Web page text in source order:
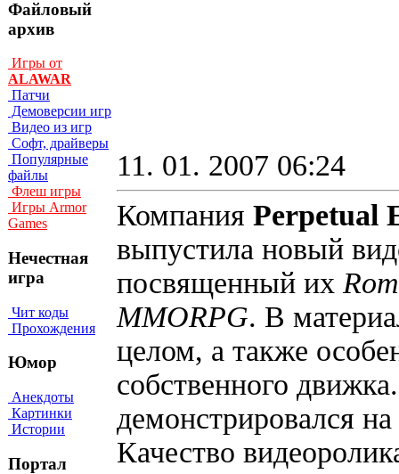
Файловый
архив
Игры от
ALAWAR
Патчи
Демоверсии игр
Видео из игр
Софт, драйверы
Популярные
файлы
Флеш игры
Игры Armor
Games
Нечестная
игра
Чит коды
Прохождения
Юмор
Анекдоты
Картинки
Истории
Портал
11. 01. 2007 06:24
Компания Perpetual
выпустила новый
посвященный их
MMORPG. В
целом, а также
собственного
демонстрировался
Качество